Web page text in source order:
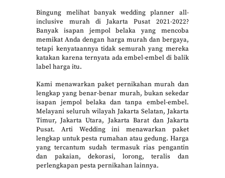
Bingung melihat banyak wedding planner all-
inclusive murah di Jakarta Pusat 2021-2022?
Banyak isapan jempol belaka yang mencoba
memikat Anda dengan harga murah dan bergaya,
tetapi kenyataannya tidak semurah yang mereka
katakan karena ternyata ada embel-embel di balik
label harga itu.
Kami menawarkan paket pernikahan murah dan
lengkap yang benar-benar murah, bukan sekedar
isapan jempol belaka dan tanpa embel-embel.
Melayani seluruh wilayah Jakarta Selatan, Jakarta
Timur, Jakarta Utara, Jakarta Barat dan Jakarta
Pusat. Arti Wedding ini menawarkan paket
lengkap untuk pesta rumahan atau gedung. Harga
yang tercantum sudah termasuk rias pengantin
dan pakaian, dekorasi, lorong, teralis dan
perlengkapan pesta pernikahan lainnya.